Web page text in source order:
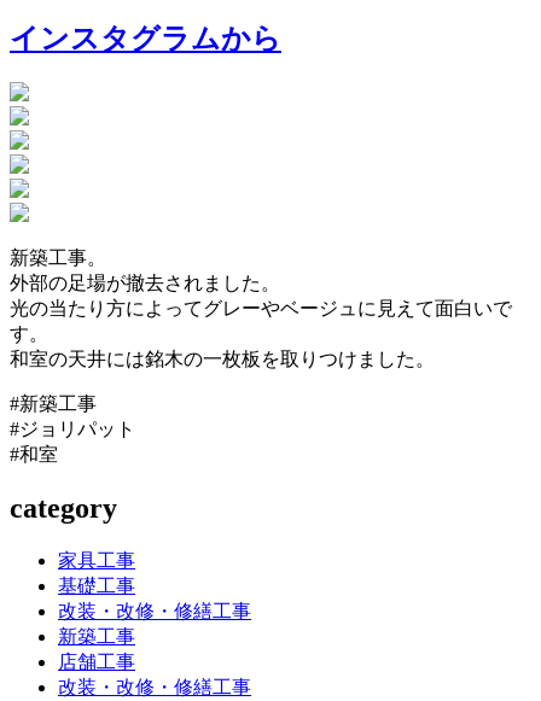
インスタグラムから
新築工事。
外部の足場が撤去されました。
光の当たり方によってグレーやベージュに見えて面白いで
す。
和室の天井には銘木の一枚板を取りつけました。
#新築工事
#ジョリパット
#和室
category
家具工事
基礎工事
改装・改修・修繕工事
新築工事
店舗工事
改装・改修・修繕工事